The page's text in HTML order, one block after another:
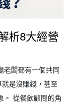
析8大經營
老闆都有一個共同
是沒賺錢，甚至
。 從餐飲顧問的角